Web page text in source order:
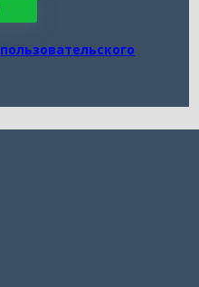
пользовательского